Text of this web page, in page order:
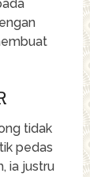
tidak
pedas
ia justru